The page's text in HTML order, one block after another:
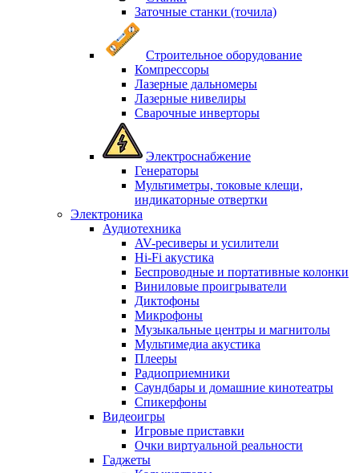
Заточные станки (точила)
Строительное оборудование
Компрессоры
Лазерные дальномеры
Лазерные нивелиры
Сварочные инверторы
Электроснабжение
Генераторы
Мультиметры, токовые клещи,
индикаторные отвертки
Электроника
Аудиотехника
AV-ресиверы и усилители
Hi-Fi акустика
Беспроводные и портативные колонки
Виниловые проигрыватели
Диктофоны
Микрофоны
Музыкальные центры и магнитолы
Мультимедиа акустика
Плееры
Радиоприемники
Саундбары и домашние кинотеатры
Спикерфоны
Видеоигры
Игровые приставки
Очки виртуальной реальности
Гаджеты